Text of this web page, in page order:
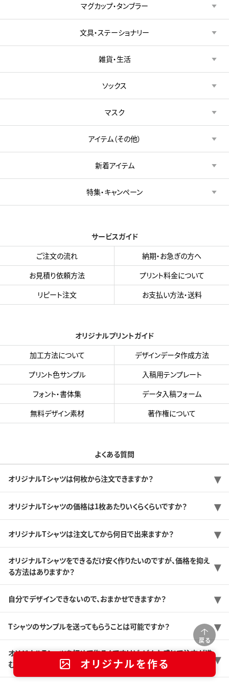
戻る
オリジナルを作る
マグカップ・タンブラー
文具・ステーショナリー
雑貨・生活
ソックス
マスク
アイテム（その他）
新着アイテム
特集・キャンペーン
サービスガイド
ご注文の流れ
納期・お急ぎの方へ
お見積り依頼方法
プリント料金について
リピート注文
お支払い方法・送料
オリジナルプリントガイド
加工方法について
デザインデータ作成方法
プリント色サンプル
入稿用テンプレート
フォント・書体集
データ入稿フォーム
無料デザイン素材
著作権について
よくある質問
オリジナルTシャツは何枚から注文できますか？
オリジナルTシャツの価格は1枚あたりいくらくらいですか？
オリジナルTシャツは注文してから何日で出来ますか？
オリジナルTシャツをできるだけ安く作りたいのですが、価格を抑え
る方法はありますか？
自分でデザインできないので、おまかせできますか？
Tシャツのサンプルを送ってもらうことは可能ですか？
オリジナルTシャツを初めて作るんですけど、どんな感じで注文が進
むのですか？